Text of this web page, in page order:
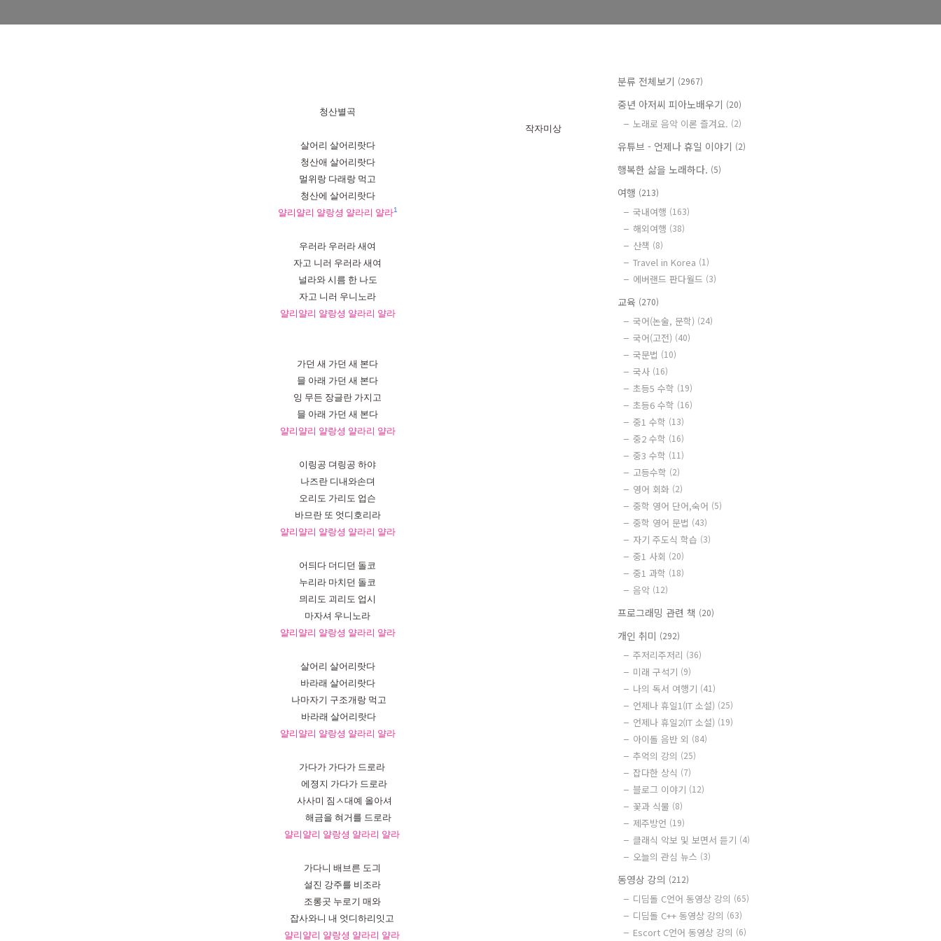
청산별곡
작자미상
살어리 살어리랏다
청산애 살어리랏다
멀위랑 다래랑 먹고
청산에 살어리랏다
얄리얄리 얄랑셩 얄라리 얄라1
우러라 우러라 새여
자고 니러 우러라 새여
널라와 시름 한 나도
자고 니러 우니노라
얄리얄리 얄랑셩 얄라리 얄라
가던 새 가던 새 본다
믈 아래 가던 새 본다
잉 무든 장글란 가지고
믈 아래 가던 새 본다
얄리얄리 얄랑셩 얄라리 얄라
이링공 뎌링공 하야
나즈란 디내와손뎌
오리도 가리도 업슨
바므란 또 엇디호리라
얄리얄리 얄랑셩 얄라리 얄라
어듸다 더디던 돌코
누리라 마치던 돌코
믜리도 괴리도 업시
마자셔 우니노라
얄리얄리 얄랑셩 얄라리 얄라
살어리 살어리랏다
바라래 살어리랏다
나마자기 구조개랑 먹고
바라래 살어리랏다
얄리얄리 얄랑셩 얄라리 얄라
가다가 가다가 드로라
에졍지 가다가 드로라
사사미 짐ㅅ대예 올아셔
해금을 혀거를 드로라
얄리얄리 얄랑셩 얄라리 얄라
가다니 배브른 도긔
설진 강주를 비조라
조롱곳 누로기 매와
잡사와니 내 엇디하리잇고
얄리얄리 얄랑셩 얄라리 얄라
분류 전체보기 (2967)
중년 아저씨 피아노배우기 (20)
노래로 음악 이론 즐겨요. (2)
유튜브 - 언제나 휴일 이야기 (2)
행복한 삶을 노래하다. (5)
여행 (213)
국내여행 (163)
해외여행 (38)
산책 (8)
Travel in Korea (1)
에버랜드 판다월드 (3)
교육 (270)
국어(논술, 문학) (24)
국어(고전) (40)
국문법 (10)
국사 (16)
초등5 수학 (19)
초등6 수학 (16)
중1 수학 (13)
중2 수학 (16)
중3 수학 (11)
고등수학 (2)
영어 회화 (2)
중학 영어 단어,숙어 (5)
중학 영어 문법 (43)
자기 주도식 학습 (3)
중1 사회 (20)
중1 과학 (18)
음악 (12)
프로그래밍 관련 책 (20)
개인 취미 (292)
주저리주저리 (36)
미래 구석기 (9)
나의 독서 여행기 (41)
언제나 휴일1(IT 소설) (25)
언제나 휴일2(IT 소설) (19)
아이돌 음반 외 (84)
추억의 강의 (25)
잡다한 상식 (7)
블로그 이야기 (12)
꽃과 식물 (8)
제주방언 (19)
클래식 악보 및 보면서 듣기 (4)
오늘의 관심 뉴스 (3)
동영상 강의 (212)
디딤돌 C언어 동영상 강의 (65)
디딤돌 C++ 동영상 강의 (63)
Escort C언어 동영상 강의 (6)